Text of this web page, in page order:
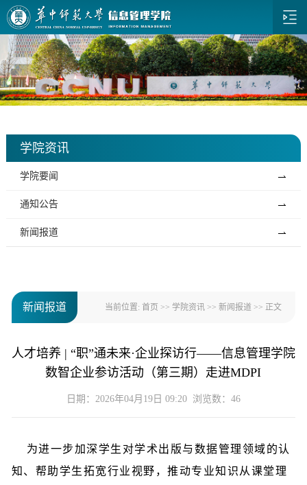
学院资讯
学院要闻
通知公告
新闻报道
新闻报道 当前位置:首页 >> 学院资讯 >>新闻报道 >> 正文
人才培养 | “职”通未来·企业探访行——信息管理学院
数智企业参访活动（第三期）走进MDPI
日期：2026年04月19日 09:20 浏览数： 46
为进一步加深学生对学术出版与数据管理领域的认
知、帮助学生拓宽行业视野，推动专业知识从课堂理